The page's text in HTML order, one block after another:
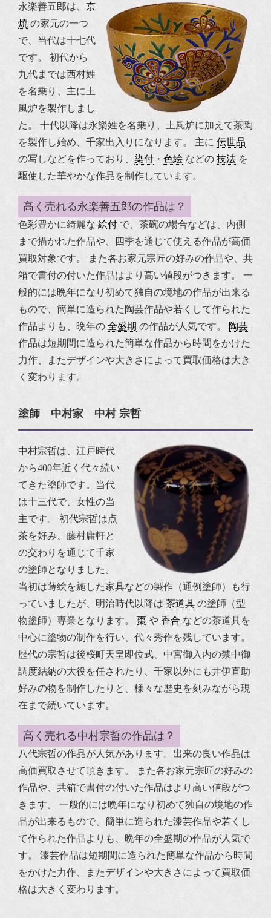
永楽善五郎は、 京
焼 の家元の一つ
で、当代は十七代
です。
初代から
九代までは西村姓
を名乗り、主に土
風炉を製作しまし
た。
十代以降は永樂姓を名乗り、土風炉に加えて茶陶
を製作し始め、千家出入りになります。
主に 伝世品
の写しなどを作っており、 染付 ・ 色絵 などの 技法 を
駆使した華やかな作品を制作しています。
高く売れる永楽善五郎の作品は？
色彩豊かに綺麗な 絵付 で、茶碗の場合などは、内側
まで描かれた作品や、四季を通じて使える作品が高価
買取対象です。
また各お家元宗匠の好みの作品や、共
箱で書付の付いた作品はより高い値段がつきます。
一
般的には晩年になり初めて独自の境地の作品が出来る
もので、簡単に造られた陶芸作品や若くして作られた
作品よりも、晩年の 全盛期 の作品が人気です。
陶芸
作品は短期間に造られた簡単な作品から時間をかけた
力作、またデザインや大きさによって買取価格は大き
く変わります。
塗師 中村家 中村 宗哲
中村宗哲は、江戸時代
から400年近く代々続い
てきた塗師です。当代
は十三代で、女性の当
主です。
初代宗哲は点
茶を好み、藤村庸軒と
の交わりを通じて千家
の塗師となりました。
当初は蒔絵を施した家具などの製作（通例塗師）も行
っていましたが、明治時代以降は 茶道具 の塗師（型
物塗師）専業となります。
棗 や 香合 などの茶道具を
中心に塗物の制作を行い、代々秀作を残しています。
歴代の宗哲は後桜町天皇即位式、中宮御入内の禁中御
調度結納の大役を任されたり、千家以外にも井伊直助
好みの物を制作したりと、様々な歴史を刻みながら現
在まで続いています。
高く売れる中村宗哲の作品は？
八代宗哲の作品が人気があります。出来の良い作品は
高価買取させて頂きます。
また各お家元宗匠の好みの
作品や、共箱で書付の付いた作品はより高い値段がつ
きます。
一般的には晩年になり初めて独自の境地の作
品が出来るもので、簡単に造られた漆芸作品や若くし
て作られた作品よりも、晩年の全盛期の作品が人気で
す。
漆芸作品は短期間に造られた簡単な作品から時間
をかけた力作、またデザインや大きさによって買取価
格は大きく変わります。